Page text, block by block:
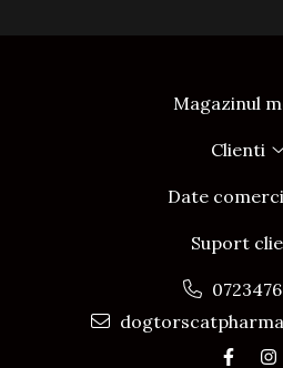
Magazinul
Clienti
Date
Suport